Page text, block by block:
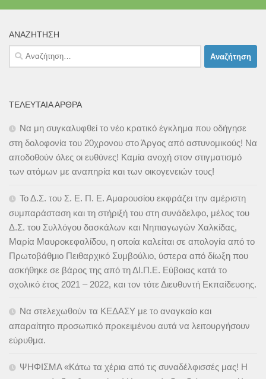
ΑΝΑΖΉΤΗΣΗ
Αναζήτηση
για:
ΤΕΛΕΥΤΑΊΑ ΆΡΘΡΑ
Να μη συγκαλυφθεί το νέο κρατικό έγκλημα που οδήγησε
στη δολοφονία του 20χρονου στο Άργος από αστυνομικούς! Να
αποδοθούν όλες οι ευθύνες! Καμία ανοχή στον στιγματισμό
των ατόμων με αναπηρία και των οικογενειών τους!
Το Δ.Σ. του Σ. Ε. Π. Ε. Αμαρουσίου εκφράζει την αμέριστη
συμπαράσταση και τη στήριξή του στη συνάδελφο, μέλος του
Δ.Σ. του Συλλόγου δασκάλων και Νηπιαγωγών Χαλκίδας,
Μαρία Μαυροκεφαλίδου, η οποία καλείται σε απολογία από το
Πρωτοβάθμιο Πειθαρχικό Συμβούλιο, ύστερα από δίωξη που
ασκήθηκε σε βάρος της από τη ΔΙ.Π.Ε. Εύβοιας κατά το
σχολικό έτος 2021 – 2022, και τον τότε Διευθυντή Εκπαίδευσης.
Να στελεχωθούν τα ΚΕΔΑΣΥ με το αναγκαίο και
απαραίτητο προσωπικό προκειμένου αυτά να λειτουργήσουν
εύρυθμα.
ΨΗΦΙΣΜΑ «Κάτω τα χέρια από τις συναδέλφισσές μας! Η